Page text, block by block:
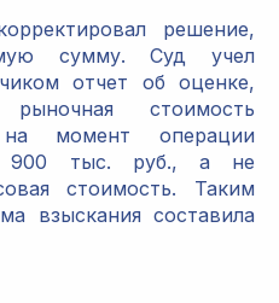
решение,
сумму. Суд учел
отчет об оценке,
стоимость
момент операции
900 тыс. руб., а не
стоимость. Таким
взыскания составила